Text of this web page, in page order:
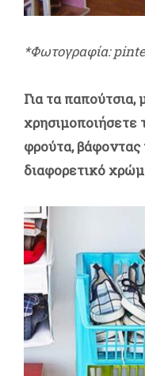
*Φωτογραφία:
Για τα παπούτσια,
χρησιμοποιήσετε
φρούτα,
διαφορετικό